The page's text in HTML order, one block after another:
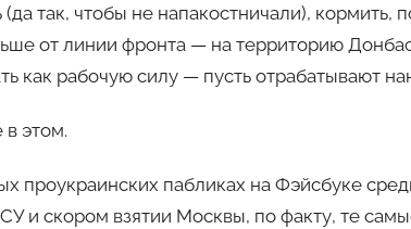
так, чтобы не напакостничали), кормить,
от линии фронта — на территорию
как рабочую силу — пусть отрабатывают
этом.
проукраинских пабликах на Фэйсбуке
и скором взятии Москвы, по факту, те